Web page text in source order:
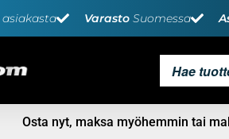
Varasto Suomessa
Osta nyt, maksa myöhemmin tai